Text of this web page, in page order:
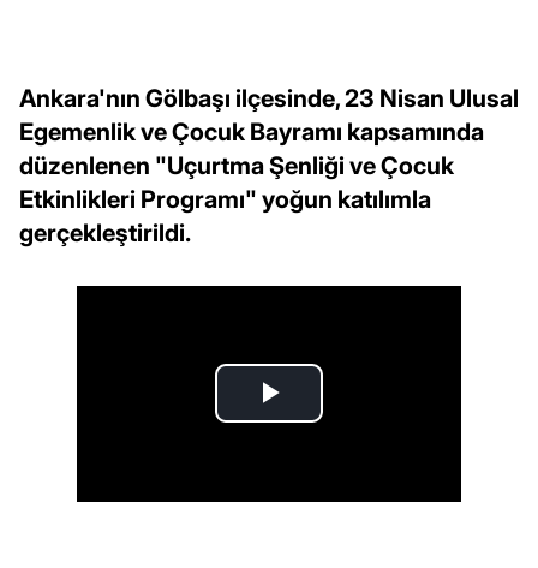
Ankara'nın Gölbaşı ilçesinde, 23 Nisan Ulusal
Egemenlik ve Çocuk Bayramı kapsamında
düzenlenen "Uçurtma Şenliği ve Çocuk
Etkinlikleri Programı" yoğun katılımla
gerçekleştirildi.